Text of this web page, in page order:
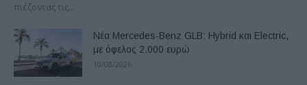
πιέζοντας τις...
Νέα Mercedes-Benz GLB: Hybrid και Electric,
με όφελος 2.000 ευρώ
10/08/2026